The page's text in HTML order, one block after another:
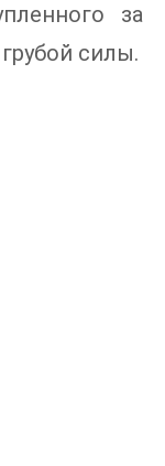
за
силы.